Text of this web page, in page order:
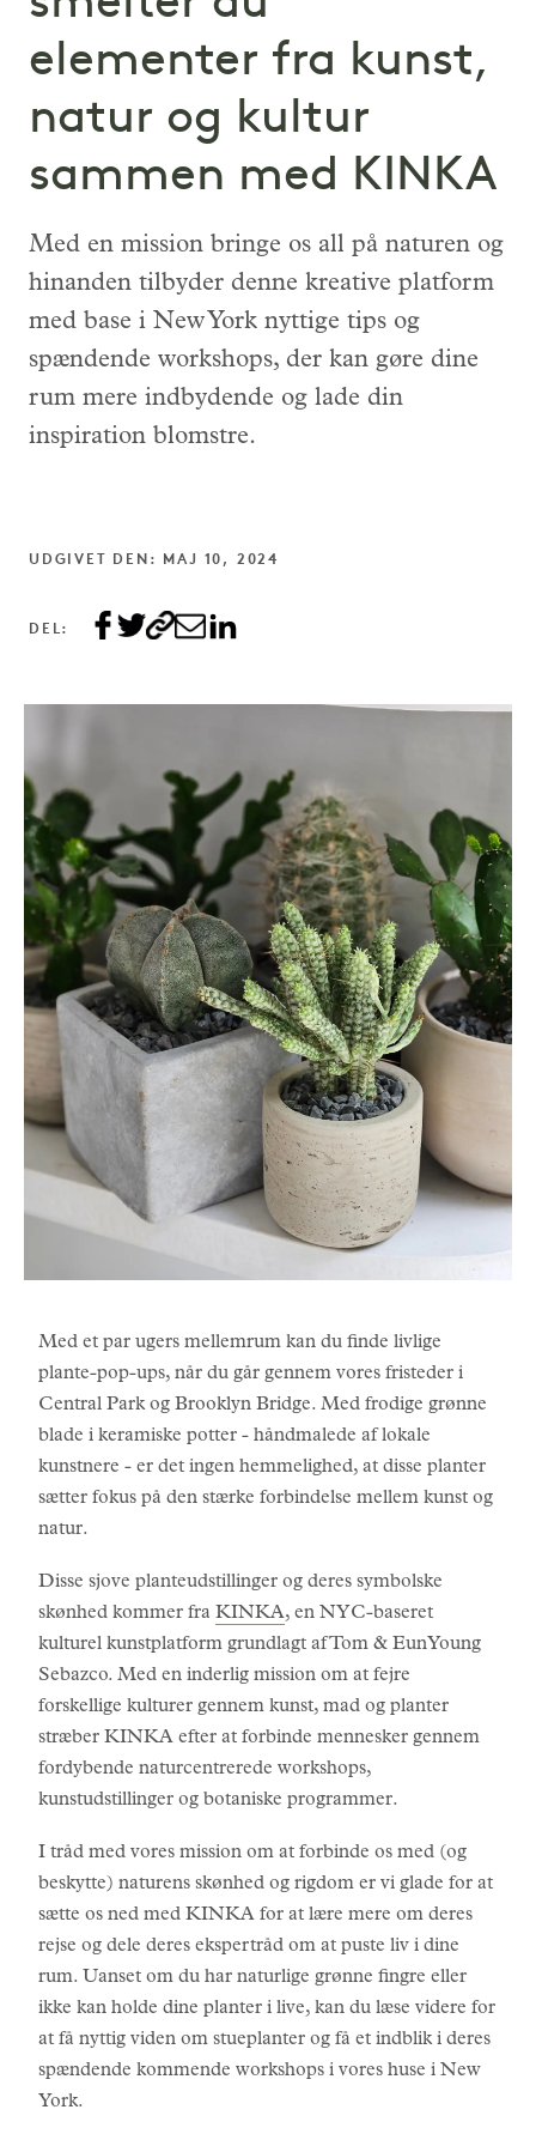
elementer fra kunst,
natur og kultur
sammen med KINKA
Med en mission bringe os all på naturen og
hinanden tilbyder denne kreative platform
med base i New York nyttige tips og
spændende workshops, der kan gøre dine
rum mere indbydende og lade din
inspiration blomstre.
UDGIVET DEN: MAJ 10, 2024
DEL:
Med et par ugers mellemrum kan du finde livlige
plante-pop-ups, når du går gennem vores fristeder i
Central Park og Brooklyn Bridge. Med frodige grønne
blade i keramiske potter - håndmalede af lokale
kunstnere - er det ingen hemmelighed, at disse planter
sætter fokus på den stærke forbindelse mellem kunst og
natur.
Disse sjove planteudstillinger og deres symbolske
skønhed kommer fra KINKA, en NYC-baseret
kulturel kunstplatform grundlagt af Tom & EunYoung
Sebazco. Med en inderlig mission om at fejre
forskellige kulturer gennem kunst, mad og planter
stræber KINKA efter at forbinde mennesker gennem
fordybende naturcentrerede workshops,
kunstudstillinger og botaniske programmer.
I tråd med vores mission om at forbinde os med (og
beskytte) naturens skønhed og rigdom er vi glade for at
sætte os ned med KINKA for at lære mere om deres
rejse og dele deres ekspertråd om at puste liv i dine
rum. Uanset om du har naturlige grønne fingre eller
ikke kan holde dine planter i live, kan du læse videre for
at få nyttig viden om stueplanter og få et indblik i deres
spændende kommende workshops i vores huse i New
York.